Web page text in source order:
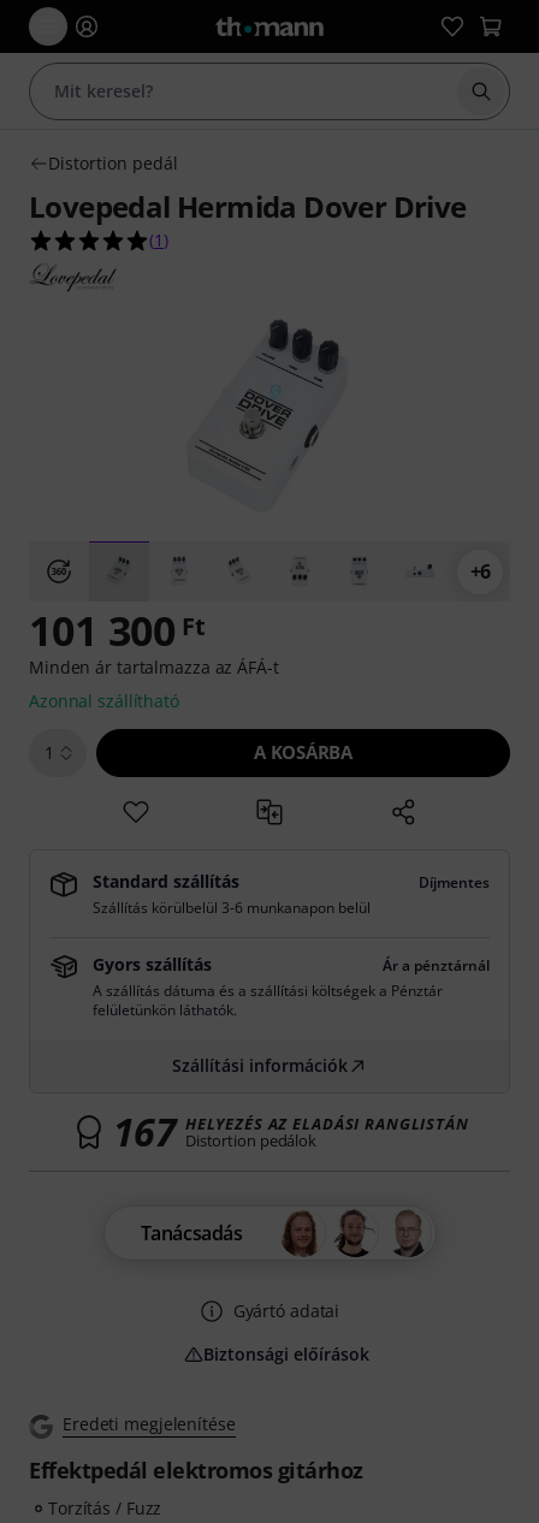
Distortion pedál
Lovepedal Hermida Dover Drive
5.0/5 csillag, összesen 1 értékelés alapján
(1 )
+6
Eredeti megjelenítése
Effektpedál elektromos gitárhoz
Torzítás / Fuzz
101 300 Ft
Minden ár tartalmazza az ÁFÁ-t
Azonnal szállítható
1 A KOSÁRBA
Standard szállítás
Díjmentes
Szállítás körülbelül 3-6 munkanapon belül
Gyors szállítás
Ár a pénztárnál
A szállítás dátuma és a szállítási költségek a Pénztár
felületünkön láthatók.
Szállítási információk
167 HELYEZÉS AZ ELADÁSI RANGLISTÁN
Distortion pedálok
Tanácsadás
Gyártó adatai
Biztonsági előírások